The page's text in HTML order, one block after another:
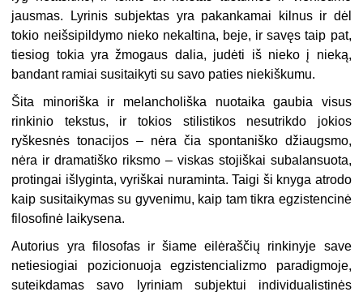
jausmas. Lyrinis subjektas yra pakankamai kilnus ir dėl
tokio neišsipildymo nieko nekaltina, beje, ir savęs taip pat,
tiesiog tokia yra žmogaus dalia, judėti iš nieko į nieką,
bandant ramiai susitaikyti su savo paties niekiškumu.
Šita minoriška ir melancholiška nuotaika gaubia visus
rinkinio tekstus, ir tokios stilistikos nesutrikdo jokios
ryškesnės tonacijos – nėra čia spontaniško džiaugsmo,
nėra ir dramatiško riksmo – viskas stojiškai subalansuota,
protingai išlyginta, vyriškai nuraminta. Taigi ši knyga atrodo
kaip susitaikymas su gyvenimu, kaip tam tikra egzistencinė
filosofinė laikysena.
Autorius yra filosofas ir šiame eilėraščių rinkinyje save
netiesiogiai pozicionuoja egzistencializmo paradigmoje,
suteikdamas savo lyriniam subjektui individualistinės